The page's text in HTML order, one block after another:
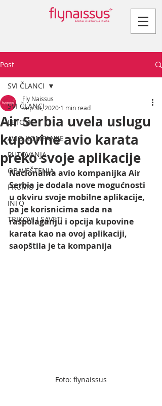
Post
SVI ČLANCI
LETOVI
AVIO KOMPANIJE
PUTOVANJA
OBAVEŠTENJA
PROMO
INFO
TRIKOVI I SAVETI
SVI ČLANCI
Air Serbia uvela uslugu
kupovine avio karata
preko svoje aplikacije
Fly Naissus
Sep 30, 2020 1 min read
Nacionalna avio kompanijka Air
Serbia je dodala nove mogućnosti
u okviru svoje mobilne aplikacije,
pa je korisnicima sada na
raspolaganju i opcija kupovine
karata kao na ovoj aplikaciji,
saopštila je ta kompanija
Foto: flynaissus